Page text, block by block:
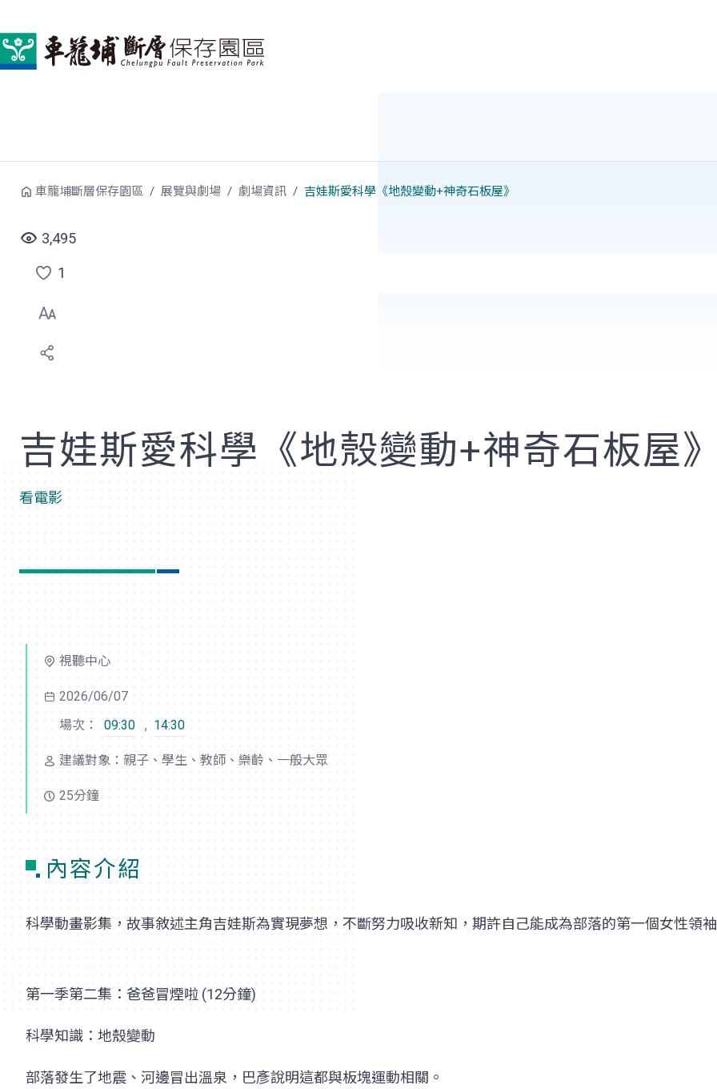
車籠埔斷層保存園區 展覽與劇場 劇場資訊 吉娃斯愛科學《地殼變動+神奇石板屋》
3,495
點
選
喜
1
吉娃斯愛科學《地殼變動+神奇石板屋
看電影
視聽中心
2026/06/07
場次：
09:30 , 14:30
建議對象：親子、學生、教師、樂齡、一般大眾
25分鐘
內容介紹
科學動畫影集，故事敘述主角吉娃斯為實現夢想，不斷努力吸收新知，期許自己能成為部落的第一個女性領
第一季第二集：爸爸冒煙啦 (12分鐘)
科學知識：地殼變動
部落發生了地震、河邊冒出溫泉，巴彥說明這都與板塊運動相關。